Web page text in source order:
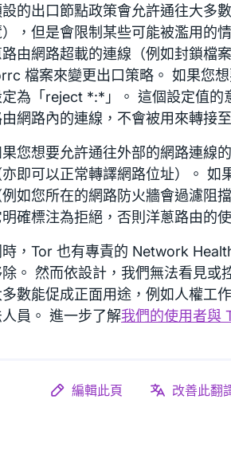
的出口節點政策會允許通往大多
），但是會限制某些可能被濫用的
路由網路超載的連線（例如封鎖檔
檔案來變更出口策略。 如果您
為「reject *:*」。 這個設定值的
由網路內的連線，不會被用來轉接
您想要允許通往外部的網路連線
亦即可以正常轉譯網路位址）。
例如您所在的網路防火牆會過濾阻
明確標注為拒絕，否則洋蔥路由的
時，Tor 也有專責的 Network
。 然而依設計，我們無法看見或
多數能促成正面用途，例如人權工
人員。 進一步了解我們的使用者與
編輯此頁 改善此翻